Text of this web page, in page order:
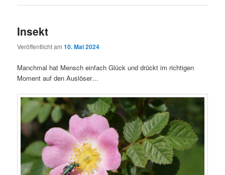
Insekt
Veröffentlicht am10. Mai 2024
Manchmal hat Mensch einfach Glück und drückt im richtigen
Moment auf den Auslöser…